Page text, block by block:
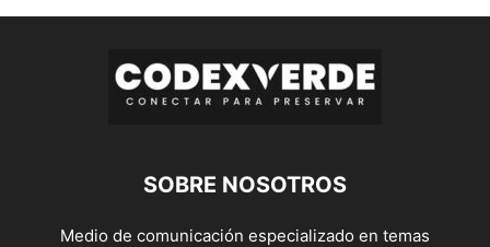
SOBRE NOSOTROS
Medio de comunicación especializado en temas